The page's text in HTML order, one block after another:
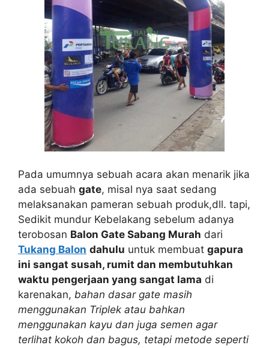
Pada umumnya sebuah acara akan menarik jika
ada sebuah gate, misal nya saat sedang
melaksanakan pameran sebuah produk,dll. tapi,
Sedikit mundur Kebelakang sebelum adanya
terobosan Balon Gate Sabang Murah dari
Tukang Balon dahulu untuk membuat gapura
ini sangat susah, rumit dan membutuhkan
waktu pengerjaan yang sangat lama di
karenakan, bahan dasar gate masih
menggunakan Triplek atau bahkan
menggunakan kayu dan juga semen agar
terlihat kokoh dan bagus, tetapi metode seperti